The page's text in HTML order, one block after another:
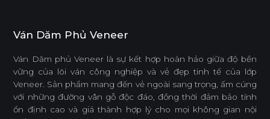
Ván Dăm Phủ Veneer
Ván Dăm phủ Veneer là sự kết hợp hoàn hảo giữa độ bền
vững của lõi ván công nghiệp và vẻ đẹp tinh tế của lớp
Veneer. Sản phẩm mang đến vẻ ngoài sang trọng, ấm cúng
với những đường vân gỗ độc đáo, đồng thời đảm bảo tính
ổn định cao và giá thành hợp lý cho mọi không gian nội